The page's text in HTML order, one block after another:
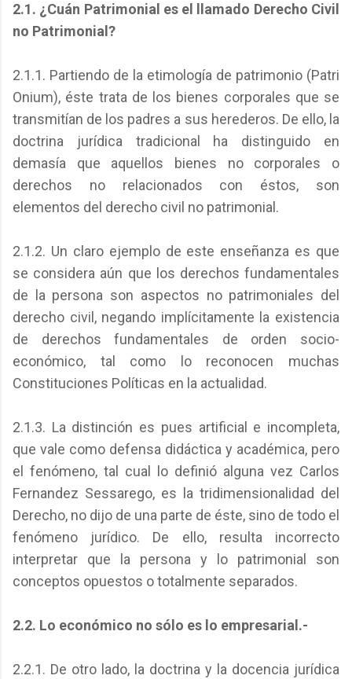
2.1. ¿Cuán Patrimonial es el llamado Derecho Civil
no Patrimonial?
2.1.1. Partiendo de la etimología de patrimonio (Patri
Onium), éste trata de los bienes corporales que se
transmitían de los padres a sus herederos. De ello, la
doctrina jurídica tradicional ha distinguido en
demasía que aquellos bienes no corporales o
derechos no relacionados con éstos, son
elementos del derecho civil no patrimonial.
2.1.2. Un claro ejemplo de este enseñanza es que
se considera aún que los derechos fundamentales
de la persona son aspectos no patrimoniales del
derecho civil, negando implícitamente la existencia
de derechos fundamentales de orden socio-
económico, tal como lo reconocen muchas
Constituciones Políticas en la actualidad.
2.1.3. La distinción es pues artificial e incompleta,
que vale como defensa didáctica y académica, pero
el fenómeno, tal cual lo definió alguna vez Carlos
Fernandez Sessarego, es la tridimensionalidad del
Derecho, no dijo de una parte de éste, sino de todo el
fenómeno jurídico. De ello, resulta incorrecto
interpretar que la persona y lo patrimonial son
conceptos opuestos o totalmente separados.
2.2. Lo económico no sólo es lo empresarial.-
2.2.1. De otro lado, la doctrina y la docencia jurídica